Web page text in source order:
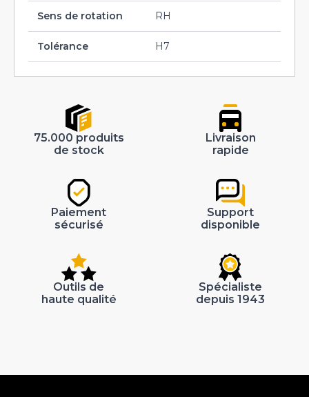
Sens de rotation RH
Tolérance H7
75.000 produits
de stock
Livraison
rapide
Paiement
sécurisé
Support
disponible
Outils de
haute qualité
Spécialiste
depuis 1943